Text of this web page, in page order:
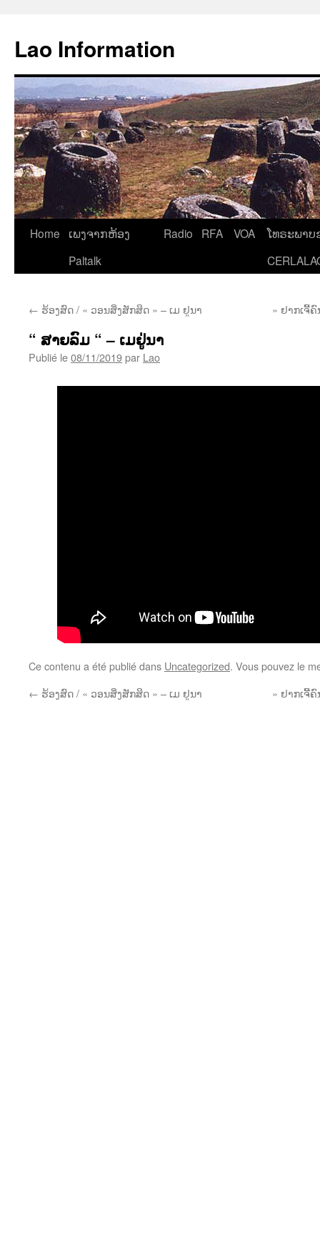
contenu
Lao Information
Home
ເພງຈາກຫ້ອງ
Paltalk
Radio RFA VOA
ໂທຣະພາບ
← ຮ້ອງສົດ / « ວອນສິ່ງສັກສິດ » – ເມ ຢູນາ » ຢາກເຈີ້
“ ສາຍລົມ “ – ເມຢູ່ນາ
Publié le08/11/2019par Lao
Ce contenu a été publié dans Uncategorized. Vous pouvez le
← ຮ້ອງສົດ / « ວອນສິ່ງສັກສິດ » – ເມ ຢູນາ » ຢາກເຈີ້